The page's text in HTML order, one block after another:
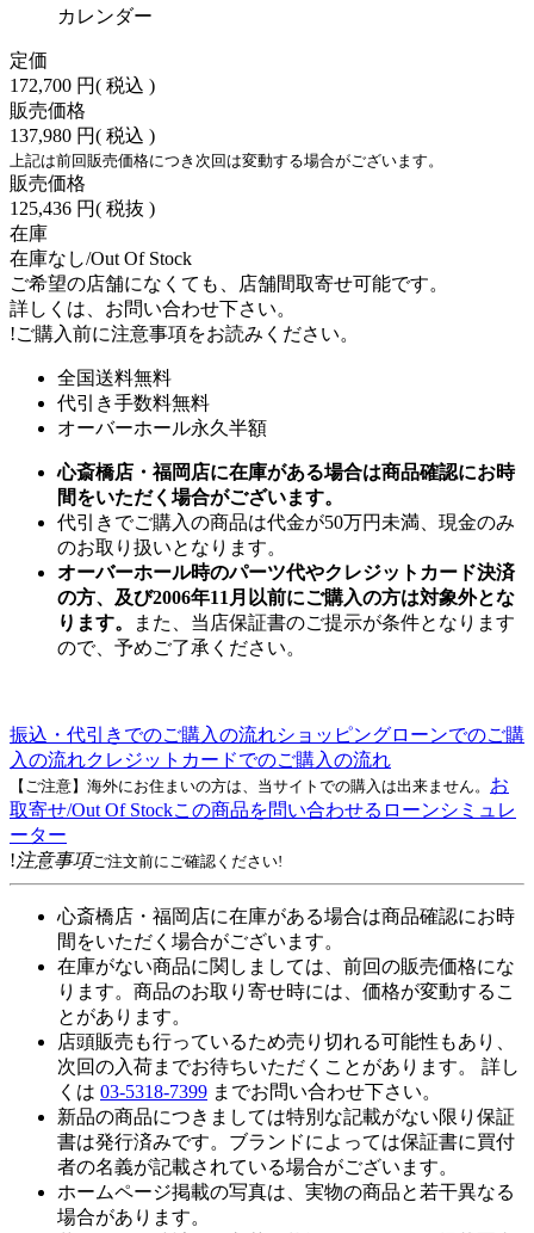
カレンダー
定価
172,700 円( 税込 )
販売価格
137,980 円( 税込 )
上記は前回販売価格につき次回は変動する場合がございます。
販売価格
125,436 円( 税抜 )
在庫
在庫なし/Out Of Stock
ご希望の店舗になくても、店舗間取寄せ可能です。
詳しくは、お問い合わせ下さい。
!ご購入前に注意事項をお読みください。
全国送料無料
代引き手数料無料
オーバーホール永久半額
心斎橋店・福岡店に在庫がある場合は商品確認にお時
間をいただく場合がございます。
代引きでご購入の商品は代金が50万円未満、現金のみ
のお取り扱いとなります。
オーバーホール時のパーツ代やクレジットカード決済
の方、及び2006年11月以前にご購入の方は対象外とな
ります。
また、当店保証書のご提示が条件となります
ので、予めご了承ください。
振込・代引きでのご購入の流れショッピングローンでのご購
入の流れクレジットカードでのご購入の流れ
【ご注意】海外にお住まいの方は、当サイトでの購入は出来ません。 お
取寄せ/Out Of Stockこの商品を問い合わせる ローンシミュレ
ーター
!注意事項ご注文前にご確認ください!
心斎橋店・福岡店に在庫がある場合は商品確認にお時
間をいただく場合がございます。
在庫がない商品に関しましては、前回の販売価格にな
ります。商品のお取り寄せ時には、価格が変動するこ
とがあります。
店頭販売も行っているため売り切れる可能性もあり、
次回の入荷までお待ちいただくことがあります。 詳し
くは 03-5318-7399 までお問い合わせ下さい。
新品の商品につきましては特別な記載がない限り保証
書は発行済みです。ブランドによっては保証書に買付
者の名義が記載されている場合がございます。
ホームページ掲載の写真は、実物の商品と若干異なる
場合があります。